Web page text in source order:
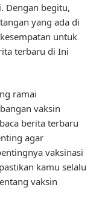
Dengan begitu,
yang ada di
untuk
terbaru di Ini
ramai
vaksin
berita terbaru
agar
vaksinasi
kamu selalu
vaksin